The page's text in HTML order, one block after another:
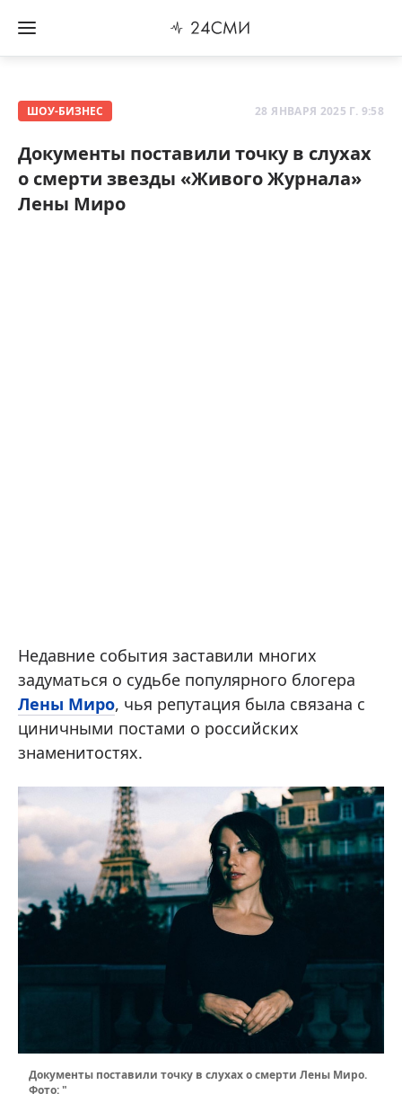
ШОУ-БИЗНЕС 28 ЯНВАРЯ 2025 Г. 9:58
Документы поставили точку в слухах
о смерти звезды «Живого Журнала»
Лены Миро
Недавние события заставили многих
задуматься о судьбе популярного блогера
Лены Миро, чья репутация была связана с
циничными постами о российских
знаменитостях.
Документы поставили точку в слухах о смерти Лены Миро.
Фото: "